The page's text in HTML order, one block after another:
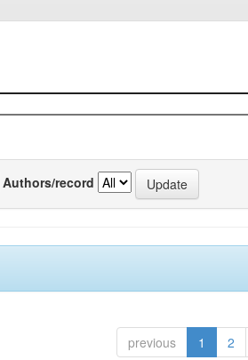
Authors/record
previous 1 2